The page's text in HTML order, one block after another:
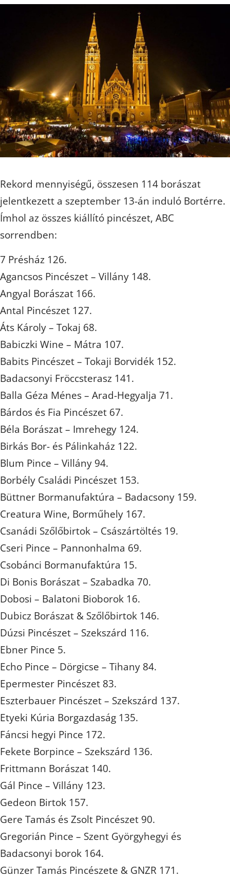
Rekord mennyiségű, összesen 114 borászat
jelentkezett a szeptember 13-án induló Bortérre.
Ímhol az összes kiállító pincészet, ABC
sorrendben:
7 Présház 126.
Agancsos Pincészet – Villány 148.
Angyal Borászat 166.
Antal Pincészet 127.
Áts Károly – Tokaj 68.
Babiczki Wine – Mátra 107.
Babits Pincészet – Tokaji Borvidék 152.
Badacsonyi Fröccsterasz 141.
Balla Géza Ménes – Arad-Hegyalja 71.
Bárdos és Fia Pincészet 67.
Béla Borászat – Imrehegy 124.
Birkás Bor- és Pálinkaház 122.
Blum Pince – Villány 94.
Borbély Családi Pincészet 153.
Büttner Bormanufaktúra – Badacsony 159.
Creatura Wine, Borműhely 167.
Csanádi Szőlőbirtok – Császártöltés 19.
Cseri Pince – Pannonhalma 69.
Csobánci Bormanufaktúra 15.
Di Bonis Borászat – Szabadka 70.
Dobosi – Balatoni Bioborok 16.
Dubicz Borászat & Szőlőbirtok 146.
Dúzsi Pincészet – Szekszárd 116.
Ebner Pince 5.
Echo Pince – Dörgicse – Tihany 84.
Epermester Pincészet 83.
Eszterbauer Pincészet – Szekszárd 137.
Etyeki Kúria Borgazdaság 135.
Fáncsi hegyi Pince 172.
Fekete Borpince – Szekszárd 136.
Frittmann Borászat 140.
Gál Pince – Villány 123.
Gedeon Birtok 157.
Gere Tamás és Zsolt Pincészet 90.
Gregorián Pince – Szent Györgyhegyi és
Badacsonyi borok 164.
Günzer Tamás Pincészete & GNZR 171.